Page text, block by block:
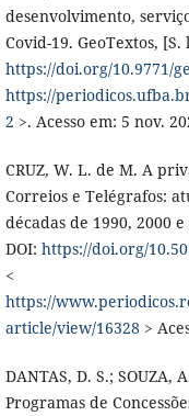
desenvolvimento,
Covid-19. GeoTextos,
https://doi.org/10.9771/
https://
2 >. Acesso em: 5 nov.
CRUZ, W. L. de M. A
Correios e Telégrafos:
décadas de 1990, 2000
DOI: https://doi.org/
<
https://
article/view/16328>
DANTAS, D. S.; SOUZA,
Programas de